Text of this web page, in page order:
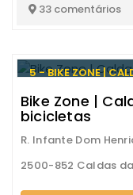
33 comentários
5 - BIKE ZONE |
Bike Zone |
bicicletas
R. Infante Dom
2500-852 Caldas